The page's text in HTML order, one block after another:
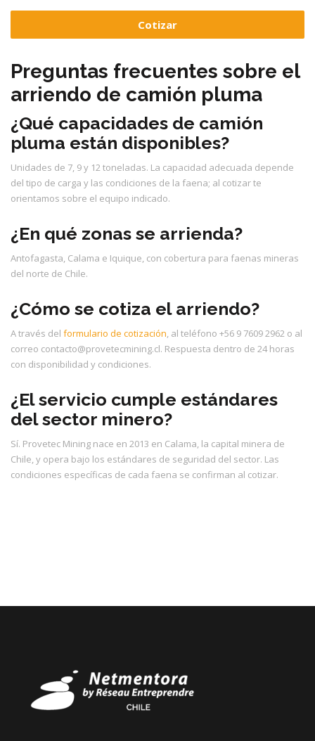
Preguntas frecuentes sobre el
arriendo de camión pluma
¿Qué capacidades de camión
pluma están disponibles?
Unidades de 7, 9 y 12 toneladas. La capacidad adecuada depende
del tipo de carga y las condiciones de la faena; al cotizar te
orientamos sobre el equipo indicado.
¿En qué zonas se arrienda?
Antofagasta, Calama e Iquique, con cobertura para faenas mineras
del norte de Chile.
¿Cómo se cotiza el arriendo?
A través del formulario de cotización, al teléfono +56 9 7609 2962 o al
correo contacto@provetecmining.cl. Respuesta dentro de 24 horas
con disponibilidad y condiciones.
¿El servicio cumple estándares
del sector minero?
Sí. Provetec Mining nace en 2013 en Calama, la capital minera de
Chile, y opera bajo los estándares de seguridad del sector. Las
condiciones específicas de cada faena se confirman al cotizar.